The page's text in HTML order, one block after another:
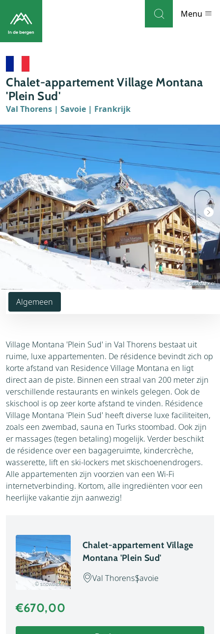
Menu
Weblog
Accommodaties
Thema's
Bezienswaardigheden
Tips
Chalet-appartement Village Montana
'Plein Sud'
Val Thorens | Savoie | Frankrijk
Algemeen
© snowtrex.nl
Village Montana 'Plein Sud' in Val Thorens bestaat uit
ruime, luxe appartementen. De résidence bevindt zich op
korte afstand van Residence Village Montana en ligt
direct aan de piste. Binnen een straal van 200 meter zijn
verschillende restaurants en winkels gelegen. Ook de
skischool is op zeer korte afstand te vinden. Résidence
Village Montana 'Plein Sud' heeft diverse luxe faciliteiten,
zoals een zwembad, sauna en Turks stoombad. Ook zijn
er massages (tegen betaling) mogelijk. Verder beschikt
de résidence over een bagageruimte, kindercrèche,
wasserette, lift en ski-lockers met skischoenendrogers.
Alle appartementen zijn voorzien van een Wi-Fi
internetverbinding. Kortom, alle ingrediënten voor een
heerlijke vakantie zijn aanwezig!
© snowtrex.nl
Chalet-appartement Village
Montana 'Plein Sud'
Val ThorensSavoie
€670,00